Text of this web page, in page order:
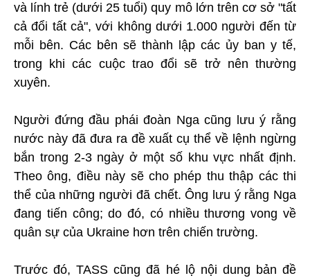
và lính trẻ (dưới 25 tuổi) quy mô lớn trên cơ sở "tất
cả đổi tất cả", với không dưới 1.000 người đến từ
mỗi bên. Các bên sẽ thành lập các ủy ban y tế,
trong khi các cuộc trao đổi sẽ trở nên thường
xuyên.
Người đứng đầu phái đoàn Nga cũng lưu ý rằng
nước này đã đưa ra đề xuất cụ thể về lệnh ngừng
bắn trong 2-3 ngày ở một số khu vực nhất định.
Theo ông, điều này sẽ cho phép thu thập các thi
thể của những người đã chết. Ông lưu ý rằng Nga
đang tiến công; do đó, có nhiều thương vong về
quân sự của Ukraine hơn trên chiến trường.
Trước đó, TASS cũng đã hé lộ nội dung bản đề